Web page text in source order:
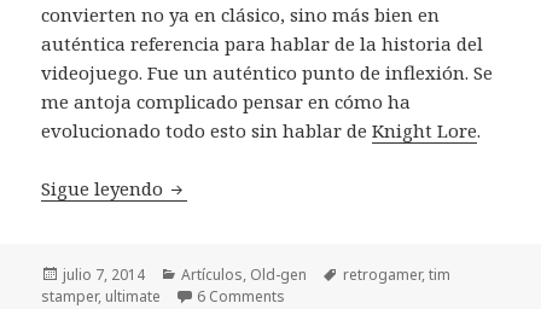
convierten no ya en clásico, sino más bien en
auténtica referencia para hablar de la historia del
videojuego. Fue un auténtico punto de inflexión. Se
me antoja complicado pensar en cómo ha
evolucionado todo esto sin hablar deKnight Lore.
Sigue leyendo Knight Lore y la dualidad hombre-lobo
Publicado
el
julio 7, 2014 Categorías
Artículos, Old-gen Etiquetas
retrogamer,tim
stamper, ultimate 6 Comments